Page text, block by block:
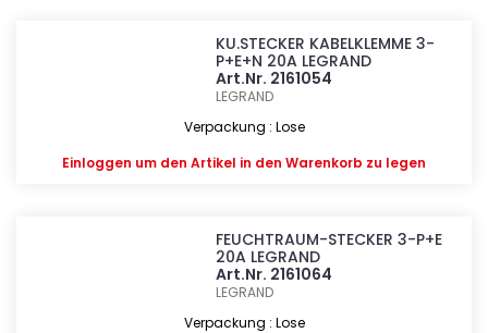
KU.STECKER KABELKLEMME 3-
P+E+N 20A LEGRAND
Art.Nr. 2161054
LEGRAND
Verpackung : Lose
Einloggen um den Artikel in den Warenkorb zu legen
FEUCHTRAUM-STECKER 3-P+E
20A LEGRAND
Art.Nr. 2161064
LEGRAND
Verpackung : Lose